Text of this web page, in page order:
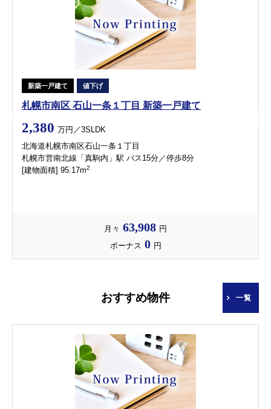
新築一戸建て 値下げ
札幌市南区 石山一条１丁目 新築一戸建て
2,380 万円／3SLDK
北海道札幌市南区石山一条１丁目
札幌市営南北線「真駒内」駅 バス15分／停歩8分
[建物面積] 95.17m2
月々 63,908 円
ボーナス 0 円
おすすめ物件 一覧